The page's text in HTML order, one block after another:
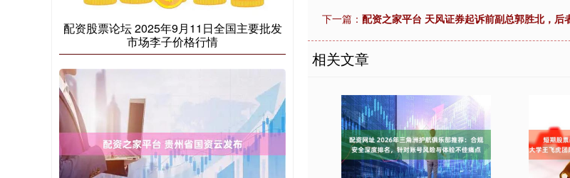
下一篇： 配资之家平台 天风证券起诉前副总郭胜北，后
相关文章
配资股票论坛 2025年9月11日全国主要批发
市场李子价格行情